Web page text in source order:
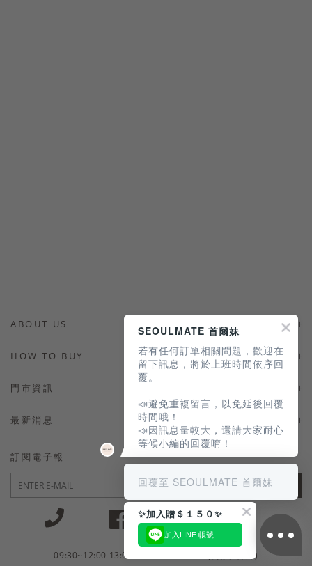
ABOUT US
HOW TO BUY
如何購買
會員常見問題
訂單常見問題
商品售後服務
電子發票
門市資訊
門市資訊
最新消息
LINE官方會員活動
訂閱電子報
JOIN
09:30~12:00 13:00~18:30 / Mon - Fri(例假日除外)
SEOULMATE 首爾妹
若有任何訂單相關問題，歡迎在
留下訊息，將於上班時間依序回
覆。
📣避免重複留言，以免延後回覆
時間哦！
📣因訊息量較大，還請大家耐心
等候小編的回覆唷！
回覆至 SEOULMATE 首爾妹
✨加入贈＄１５０✨
加入LINE 帳號